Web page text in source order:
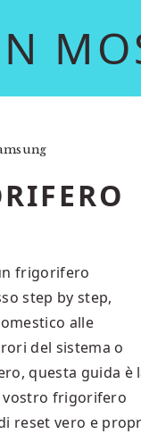
frigorifero
step by step,
alle
del sistema o
questa guida è
vostro frigorifero
reset vero e